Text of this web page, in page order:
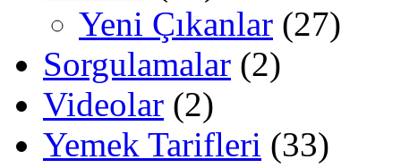
Yeni Çıkanlar (27)
Sorgulamalar (2)
Videolar (2)
Yemek Tarifleri (33)